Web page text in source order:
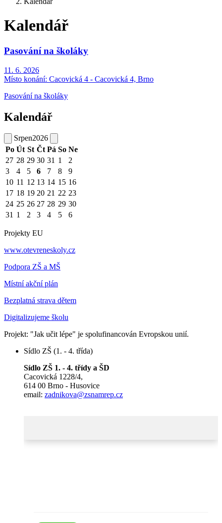
Kalendář
Pasování na školáky
11. 6. 2026
Místo konání: Cacovická 4 - Cacovická 4, Brno
Pasování na školáky
Kalendář
Srpen2026
Po Út St Čt Pá So Ne
27 28 29 30 31 1
2
3
4 5 6 7 8
9
10 11 12 13 14 15 16
17 18 19 20 21 22 23
24 25 26 27 28 29 30
31 1 2 3 4 5 6
Projekty EU
www.otevreneskoly.cz
Podpora ZŠ a MŠ
Místní akční plán
Bezplatná strava dětem
Digitalizujeme školu
Projekt: "Jak učit lépe" je spolufinancován Evropskou unií.
Sídlo ZŠ (1. - 4. třída)
Sídlo ZŠ 1. - 4. třídy a ŠD
Cacovická 1228/4,
614 00 Brno - Husovice
email: zadnikova@zsnamrep.cz